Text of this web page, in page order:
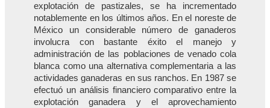
explotación de pastizales, se ha incrementado
notablemente en los últimos años. En el noreste de
México un considerable número de ganaderos
involucra con bastante éxito el manejo y
administración de las poblaciones de venado cola
blanca como una alternativa complementaria a las
actividades ganaderas en sus ranchos. En 1987 se
efectuó un análisis financiero comparativo entre la
explotación ganadera y el aprovechamiento